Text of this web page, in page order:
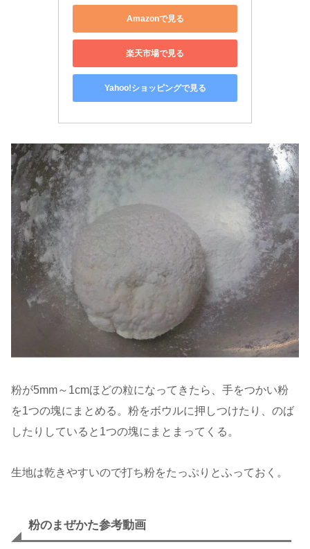
Amazonで見る
楽天市場で見る
Yahoo!ショッピングで見る
粉が5mm～1cmほどの粒になってきたら、手をつかい粉
を1つの塊にまとめる。粉をボウルに押しつけたり、のば
したりしていると1つの塊にまとまってくる。
生地は乾きやすいので打ち粉をたっぷりとふっておく。
粉のまぜかた参考動画